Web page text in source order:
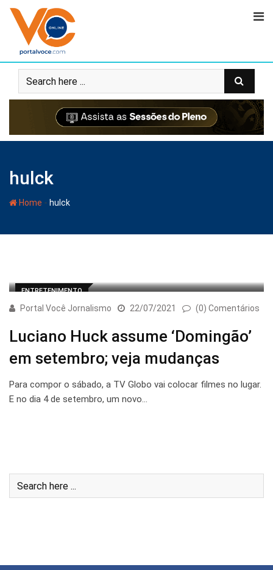
hulck
Home - hulck
ENTRETENIMENTO
Portal Você Jornalismo 22/07/2021 (0) Comentários
Luciano Huck assume ‘Domingão’
em setembro; veja mudanças
Para compor o sábado, a TV Globo vai colocar filmes no lugar.
E no dia 4 de setembro, um novo…